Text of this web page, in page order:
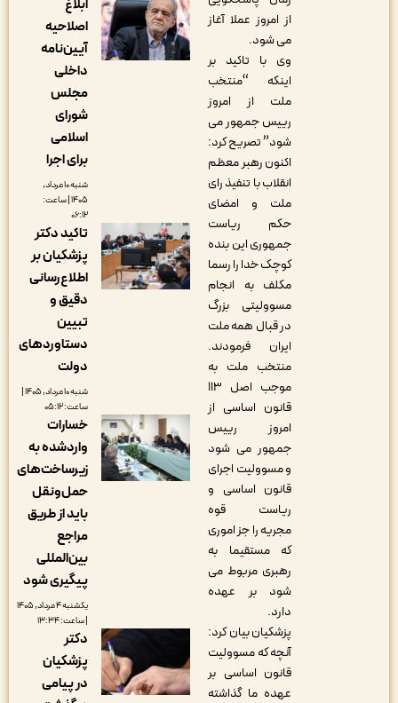
از امروز عملا آغاز
می شود.
وی با تاکید بر
اینکه “منتخب
ملت از امروز
رییس جمهور می
شود” تصریح کرد:
اکنون رهبر معظم
انقلاب با تنفیذ رای
ملت و امضای
حکم ریاست
جمهوری این بنده
کوچک خدا را رسما
مکلف به انجام
مسوولیتی بزرگ
در قبال همه ملت
ایران فرمودند.
منتخب ملت به
موجب اصل ۱۱۳
قانون اساسی از
امروز رییس
جمهور می شود
و مسوولیت اجرای
قانون اساسی و
ریاست قوه
مجریه را جز اموری
که مستقیما به
رهبری مربوط می
شود بر عهده
پزشکیان بیان کرد:
آنچه که مسوولیت
قانون اساسی بر
عهده ما گذاشته
ابلاغ
اصلاحیه
آیین‌نامه
برای اجرا
شنبه ۱۰ مرداد,
۱۴۰۵ | ساعت:
تاکید دکتر
پزشکیان بر
اطلاع‌رسانی
دستاوردهای
شنبه ۱۰ مرداد, ۱۴۰۵ |
خسارات
واردشده به
زیرساخت‌های
حمل‌ونقل
باید از طریق
بین‌المللی
پیگیری شود
یکشنبه ۴ مرداد, ۱۴۰۵
دکتر
پزشکیان
در پیامی